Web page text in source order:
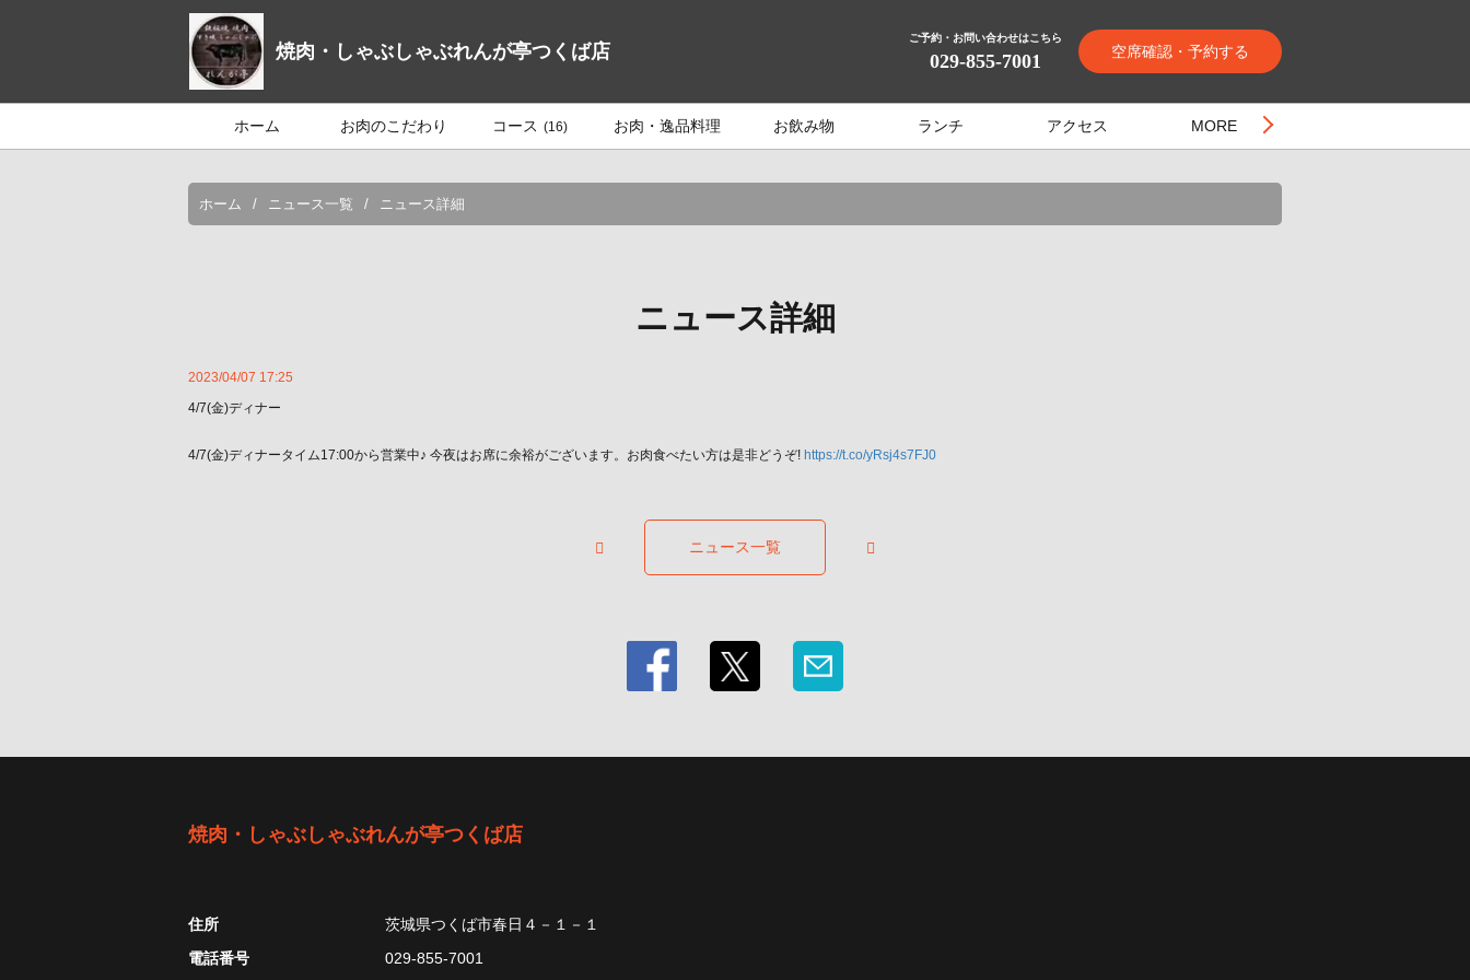
焼肉・しゃぶしゃぶれんが亭つくば店
ご予約・お問い合わせはこちら
029-855-7001 空席確認・予約する
ホーム お肉のこだわり コース (16) お肉・逸品料理 お飲み物 ランチ アクセス MORE
ホーム ニュース一覧 ニュース詳細
ニュース詳細
2023/04/07 17:25
4/7(金)ディナー
4/7(金)ディナータイム17:00から営業中♪ 今夜はお席に余裕がございます。お肉食べたい方は是非どうぞ! https://t.co/yRsj4s7FJ0
ニュース一覧
焼肉・しゃぶしゃぶれんが亭つくば店
住所
茨城県つくば市春日４－１－１
電話番号
029-855-7001